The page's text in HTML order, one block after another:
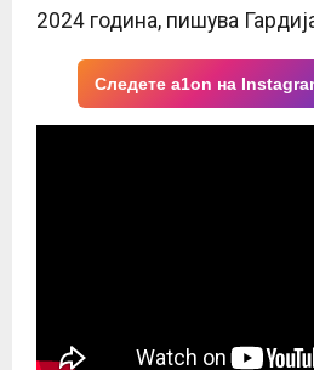
2024 година, пишува
Следете a1on на